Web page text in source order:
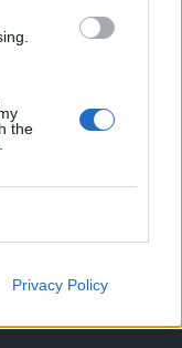
the
Privacy Policy
belüli